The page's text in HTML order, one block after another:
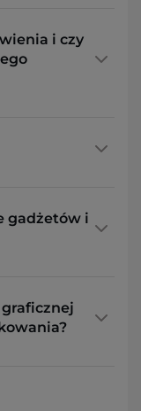
i czy
gadżetów i